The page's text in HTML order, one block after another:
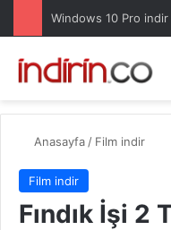
Windows 10 Pro indir
Anasayfa / Film indir
Film indir
Fındık İşi 2